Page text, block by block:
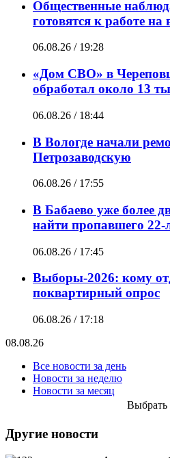
Общественные
готовятся к работе на
06.08.26 / 19:28
«Дом СВО» в
обработал около 13
06.08.26 / 18:44
В Вологде начали
Петрозаводскую
06.08.26 / 17:55
В Бабаево уже более
найти пропавшего
06.08.26 / 17:45
Выборы-2026: кому
поквартирный опрос
06.08.26 / 17:18
08.08.26
Все новости за день
Новости за неделю
Новости за месяц
Выбрать
Другие новости